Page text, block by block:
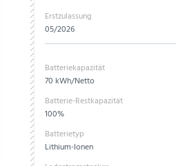
Erstzulassung
05/2026
Batteriekapazität
70 kWh/Netto
Batterie-Restkapazität
100%
Batterietyp
Lithium-Ionen